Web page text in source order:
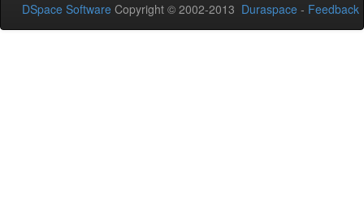
DSpace Software Copyright © 2002-2013 Duraspace - Feedback